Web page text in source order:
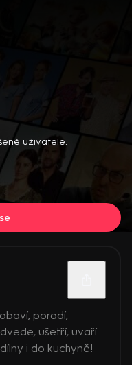
uživatele.
poradí,
ušetří, uvaří…
i do kuchyně!